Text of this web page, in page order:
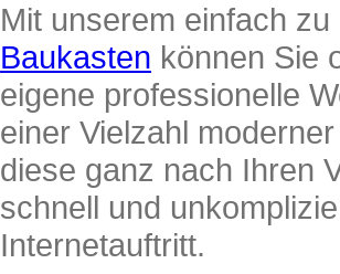
Mit unserem einfach
Baukasten können Sie
eigene professionelle
einer Vielzahl
diese ganz nach Ihren
schnell und
Internetauftritt.